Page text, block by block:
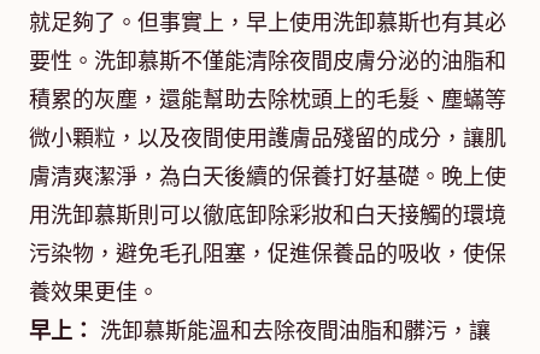
就足夠了。但事實上，早上使用洗卸慕斯也有其必
要性。洗卸慕斯不僅能清除夜間皮膚分泌的油脂和
積累的灰塵，還能幫助去除枕頭上的毛髮、塵蟎等
微小顆粒，以及夜間使用護膚品殘留的成分，讓肌
膚清爽潔淨，為白天後續的保養打好基礎。晚上使
用洗卸慕斯則可以徹底卸除彩妝和白天接觸的環境
污染物，避免毛孔阻塞，促進保養品的吸收，使保
養效果更佳。
早上： 洗卸慕斯能溫和去除夜間油脂和髒污，讓